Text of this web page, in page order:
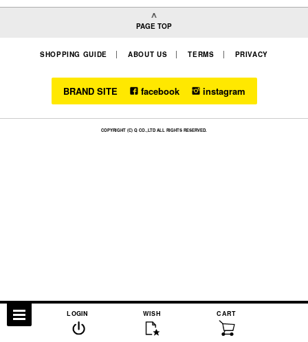
PAGE TOP
SHOPPING GUIDE ABOUT US TERMS PRIVACY
BRAND SITE facebook instagram
CART
WISH
LOGIN
COPYRIGHT (C) Q CO.,LTD ALL RIGHTS RESERVED.